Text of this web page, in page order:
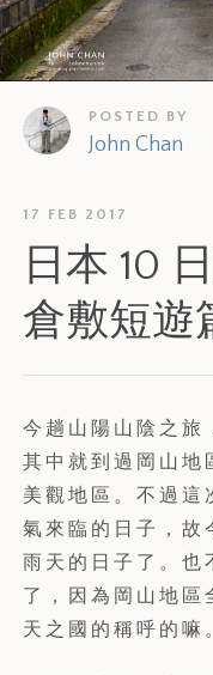
POSTED BY
John Chan
17 FEB 2017
日本 10
倉敷短遊
今趟山陽山陰之旅
其中就到過岡山地
美觀地區。不過這
氣來臨的日子，故
雨天的日子了。也
了，因為岡山地區
天之國的稱呼的嘛